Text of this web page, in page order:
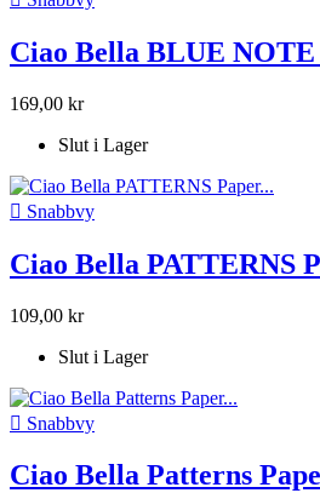
Ciao Bella BLUE NOTE
169,00 kr
Slut i Lager
 Snabbvy
Ciao Bella PATTERNS
109,00 kr
Slut i Lager
 Snabbvy
Ciao Bella Patterns